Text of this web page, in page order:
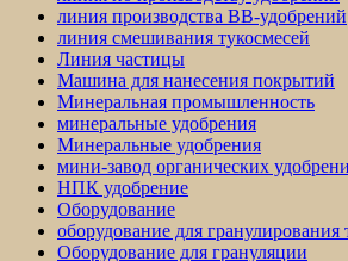
линия производства BB-удобрений
линия смешивания тукосмесей
Линия частицы
Машина для нанесения покрытий
Минеральная промышленность
минеральные удобрения
Минеральные удобрения
мини-завод органических
НПК удобрение
Оборудование
оборудование для гранулирования
Оборудование для грануляции